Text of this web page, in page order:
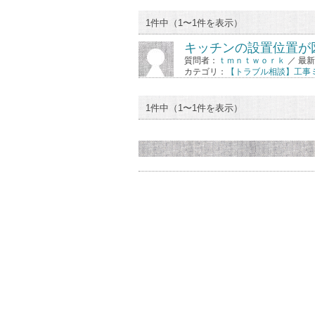
1件中（1〜1件を表示）
キッチンの設置位置
質問者： ｔｍｎｔｗｏｒｋ
／ 最
カテゴリ：
【トラブル相談】工
1件中（1〜1件を表示）